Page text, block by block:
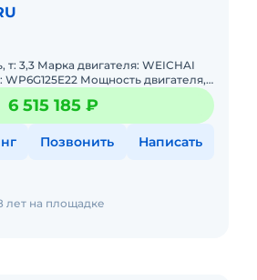
WEICHAI
Мощность двигателя,
л.с: 92 Мощность, кВт: 92 Эксплуатационная масса, т: 10,
6 515 185 ₽
Позвонить Написать
лет на площадке